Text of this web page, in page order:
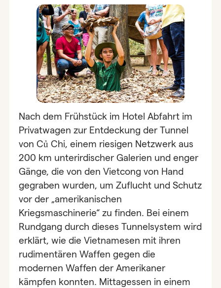
Nach dem Frühstück im Hotel Abfahrt im
Privatwagen zur Entdeckung der Tunnel
von Củ Chi, einem riesigen Netzwerk aus
200 km unterirdischer Galerien und enger
Gänge, die von den Vietcong von Hand
gegraben wurden, um Zuflucht und Schutz
vor der „amerikanischen
Kriegsmaschinerie“ zu finden. Bei einem
Rundgang durch dieses Tunnelsystem wird
erklärt, wie die Vietnamesen mit ihren
rudimentären Waffen gegen die
modernen Waffen der Amerikaner
kämpfen konnten. Mittagessen in einem